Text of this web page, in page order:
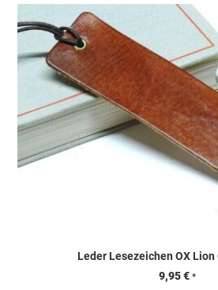
Leder Lesezeichen OX
9,95€ *